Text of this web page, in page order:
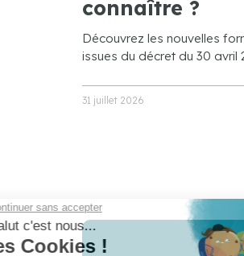
connaître ?
Découvrez les nouvelles
issues du décret du 30 avril
31 juillet 2026